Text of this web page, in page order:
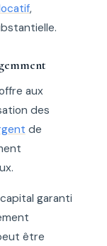
,
aux
des
de
garanti
être